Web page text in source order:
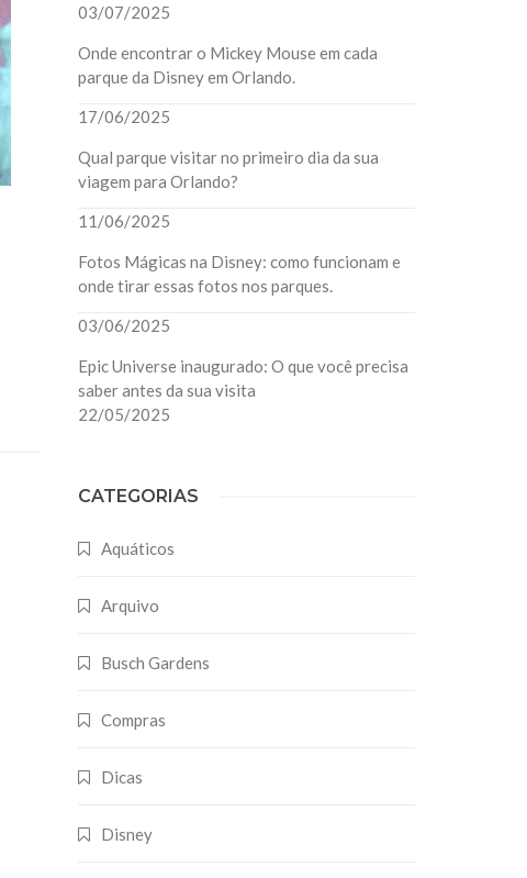
03/07/2025
Onde encontrar o Mickey Mouse em cada
parque da Disney em Orlando.
17/06/2025
Qual parque visitar no primeiro dia da sua
viagem para Orlando?
11/06/2025
Fotos Mágicas na Disney: como funcionam e
onde tirar essas fotos nos parques.
03/06/2025
Epic Universe inaugurado: O que você precisa
saber antes da sua visita
22/05/2025
CATEGORIAS
Aquáticos
Arquivo
Busch Gardens
Compras
Dicas
Disney